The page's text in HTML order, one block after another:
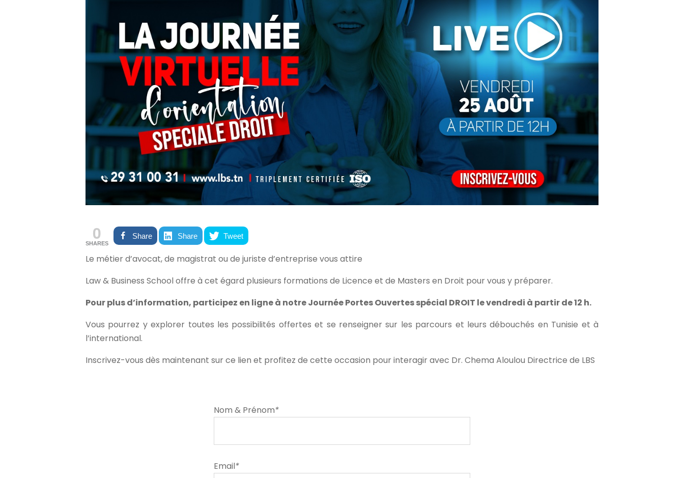
0
SHARES
Share Share Tweet
Le métier d’avocat, de magistrat ou de juriste d’entreprise vous attire
Law & Business School offre à cet égard plusieurs formations de Licence et de Masters en Droit pour vous y préparer.
Pour plus d’information, participez en ligne à notre Journée Portes Ouvertes spécial DROIT le vendredi à partir de 12 h.
Vous pourrez y explorer toutes les possibilités offertes et se renseigner sur les parcours et leurs débouchés en Tunisie et à
l’international.
Inscrivez-vous dès maintenant sur ce lien et profitez de cette occasion pour interagir avec Dr. Chema Aloulou Directrice de LBS
Nom & Prénom*
Email*